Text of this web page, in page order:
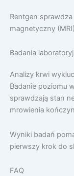
Rentgen
magnetyczny
Badania
Analizy krwi
Badanie poziomu
sprawdzają stan
mrowienia
Wyniki badań
pierwszy krok do
FAQ